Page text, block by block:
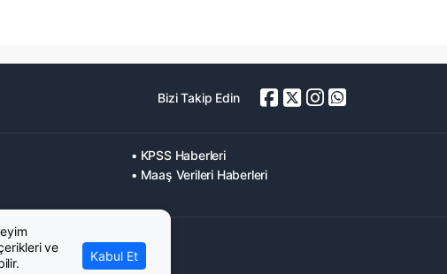
Bizi Takip Edin
• KPSS Haberleri
• Maaş Verileri Haberleri
ve
Kabul Et